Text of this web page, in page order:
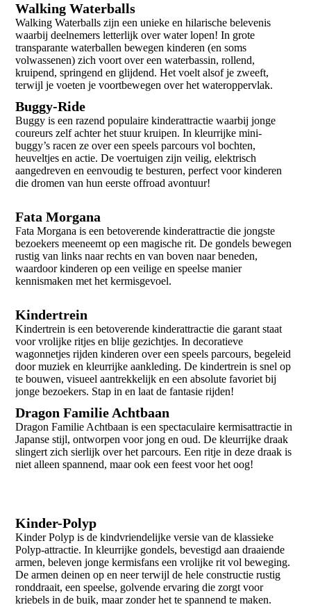
Walking Waterballs
Walking Waterballs zijn een unieke en hilarische belevenis
waarbij deelnemers letterlijk over water lopen! In grote
transparante waterballen bewegen kinderen (en soms
volwassenen) zich voort over een waterbassin, rollend,
kruipend, springend en glijdend. Het voelt alsof je zweeft,
terwijl je voeten je voortbewegen over het wateroppervlak.
Buggy-Ride
Buggy is een razend populaire kinderattractie waarbij jonge
coureurs zelf achter het stuur kruipen. In kleurrijke mini-
buggy’s racen ze over een speels parcours vol bochten,
heuveltjes en actie. De voertuigen zijn veilig, elektrisch
aangedreven en eenvoudig te besturen, perfect voor kinderen
die dromen van hun eerste offroad avontuur!
Fata Morgana
Fata Morgana is een betoverende kinderattractie die jongste
bezoekers meeneemt op een magische rit. De gondels bewegen
rustig van links naar rechts en van boven naar beneden,
waardoor kinderen op een veilige en speelse manier
kennismaken met het kermisgevoel.
Kindertrein
Kindertrein is een betoverende kinderattractie die garant staat
voor vrolijke ritjes en blije gezichtjes. In decoratieve
wagonnetjes rijden kinderen over een speels parcours, begeleid
door muziek en kleurrijke aankleding. De kindertrein is snel op
te bouwen, visueel aantrekkelijk en een absolute favoriet bij
jonge bezoekers. Stap in en laat de fantasie rijden!
Dragon Familie Achtbaan
Dragon Familie Achtbaan is een spectaculaire kermisattractie in
Japanse stijl, ontworpen voor jong en oud. De kleurrijke draak
slingert zich sierlijk over het parcours. Een ritje in deze draak is
niet alleen spannend, maar ook een feest voor het oog!
Kinder-Polyp
Kinder Polyp is de kindvriendelijke versie van de klassieke
Polyp-attractie. In kleurrijke gondels, bevestigd aan draaiende
armen, beleven jonge kermisfans een vrolijke rit vol beweging.
De armen deinen op en neer terwijl de hele constructie rustig
ronddraait, een speelse, golvende ervaring die zorgt voor
kriebels in de buik, maar zonder het te spannend te maken.